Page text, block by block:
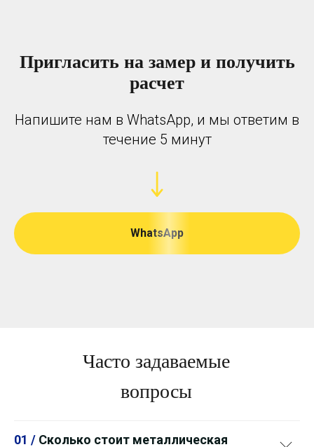
Пригласить на замер и получить
расчет
Напишите нам в WhatsApp, и мы ответим в
течение 5 минут
WhatsApp
Часто задаваемые
вопросы
01 / Сколько стоит металлическая